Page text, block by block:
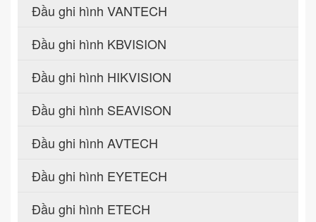
Đầu ghi hình VANTECH
Đầu ghi hình KBVISION
Đầu ghi hình HIKVISION
Đầu ghi hình SEAVISON
Đầu ghi hình AVTECH
Đầu ghi hình EYETECH
Đầu ghi hình ETECH